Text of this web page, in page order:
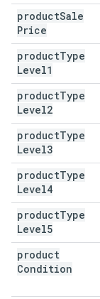
productSale
Price
productType
Level1
productType
Level2
productType
Level3
productType
Level4
productType
Level5
product
Condition